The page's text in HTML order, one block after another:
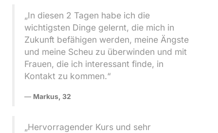
„In diesen 2 Tagen habe ich die
wichtigsten Dinge gelernt, die mich in
Zukunft befähigen werden, meine Ängste
und meine Scheu zu überwinden und mit
Frauen, die ich interessant finde, in
Kontakt zu kommen.“
Markus, 32
„Hervorragender Kurs und sehr